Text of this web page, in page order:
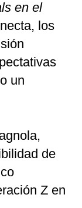
en el
los
un
de
Z en